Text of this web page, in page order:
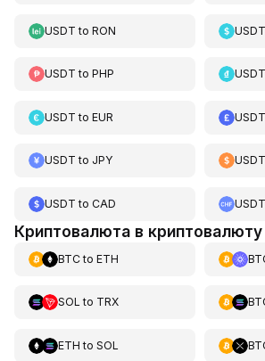
USDT to RON USDT
USDT to PHP USDT
USDT to EUR USDT
USDT to JPY USDT
USDT to CAD USDT
Криптовалюта в криптовалюту
BTCto ETH
SOL to TRX
ETH to SOL